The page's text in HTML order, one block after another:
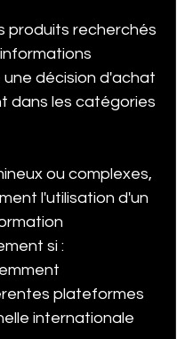
produits recherchés
informations
décision d'achat
dans les catégories
ou complexes,
l'utilisation d'un
si :
plateformes
internationale